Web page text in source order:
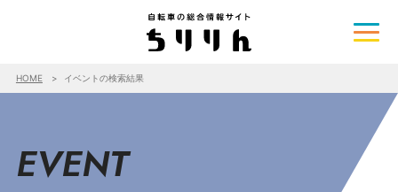
HOME イベントの検索結果
EVENT